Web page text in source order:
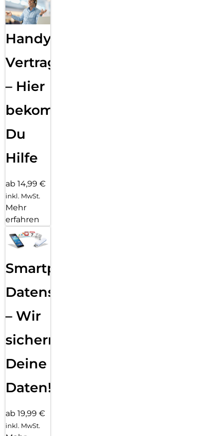
Handy
Vertragsabwicklung
– Hier
bekommst
Du
Hilfe
ab 14,99 €
inkl. MwSt.
Mehr
erfahren
Smartphone
Datensicherung
– Wir
sichern
Deine
Daten!
ab 19,99 €
inkl. MwSt.